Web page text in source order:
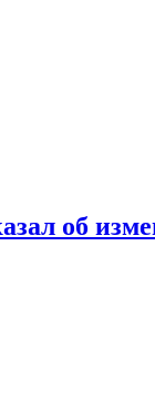
об